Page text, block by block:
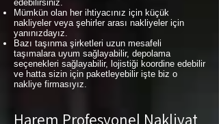
edebilirsiniz.
Mümkün olan her ihtiyacınız için küçük
nakliyeler veya şehirler arası nakliyeler için
yanınızdayız.
Bazı taşınma şirketleri uzun mesafeli
taşımalara uyum sağlayabilir, depolama
seçenekleri sağlayabilir, lojistiği koordine edebilir
ve hatta sizin için paketleyebilir işte biz o
nakliye firmasıyız.
Harem Profesyonel Nakliyat